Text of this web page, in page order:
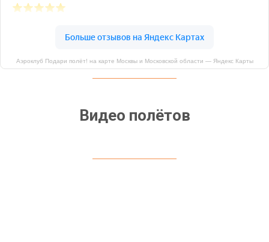
Аэроклуб Подари полёт! на карте Москвы и Московской области — Яндекс Карты
Видео полётов